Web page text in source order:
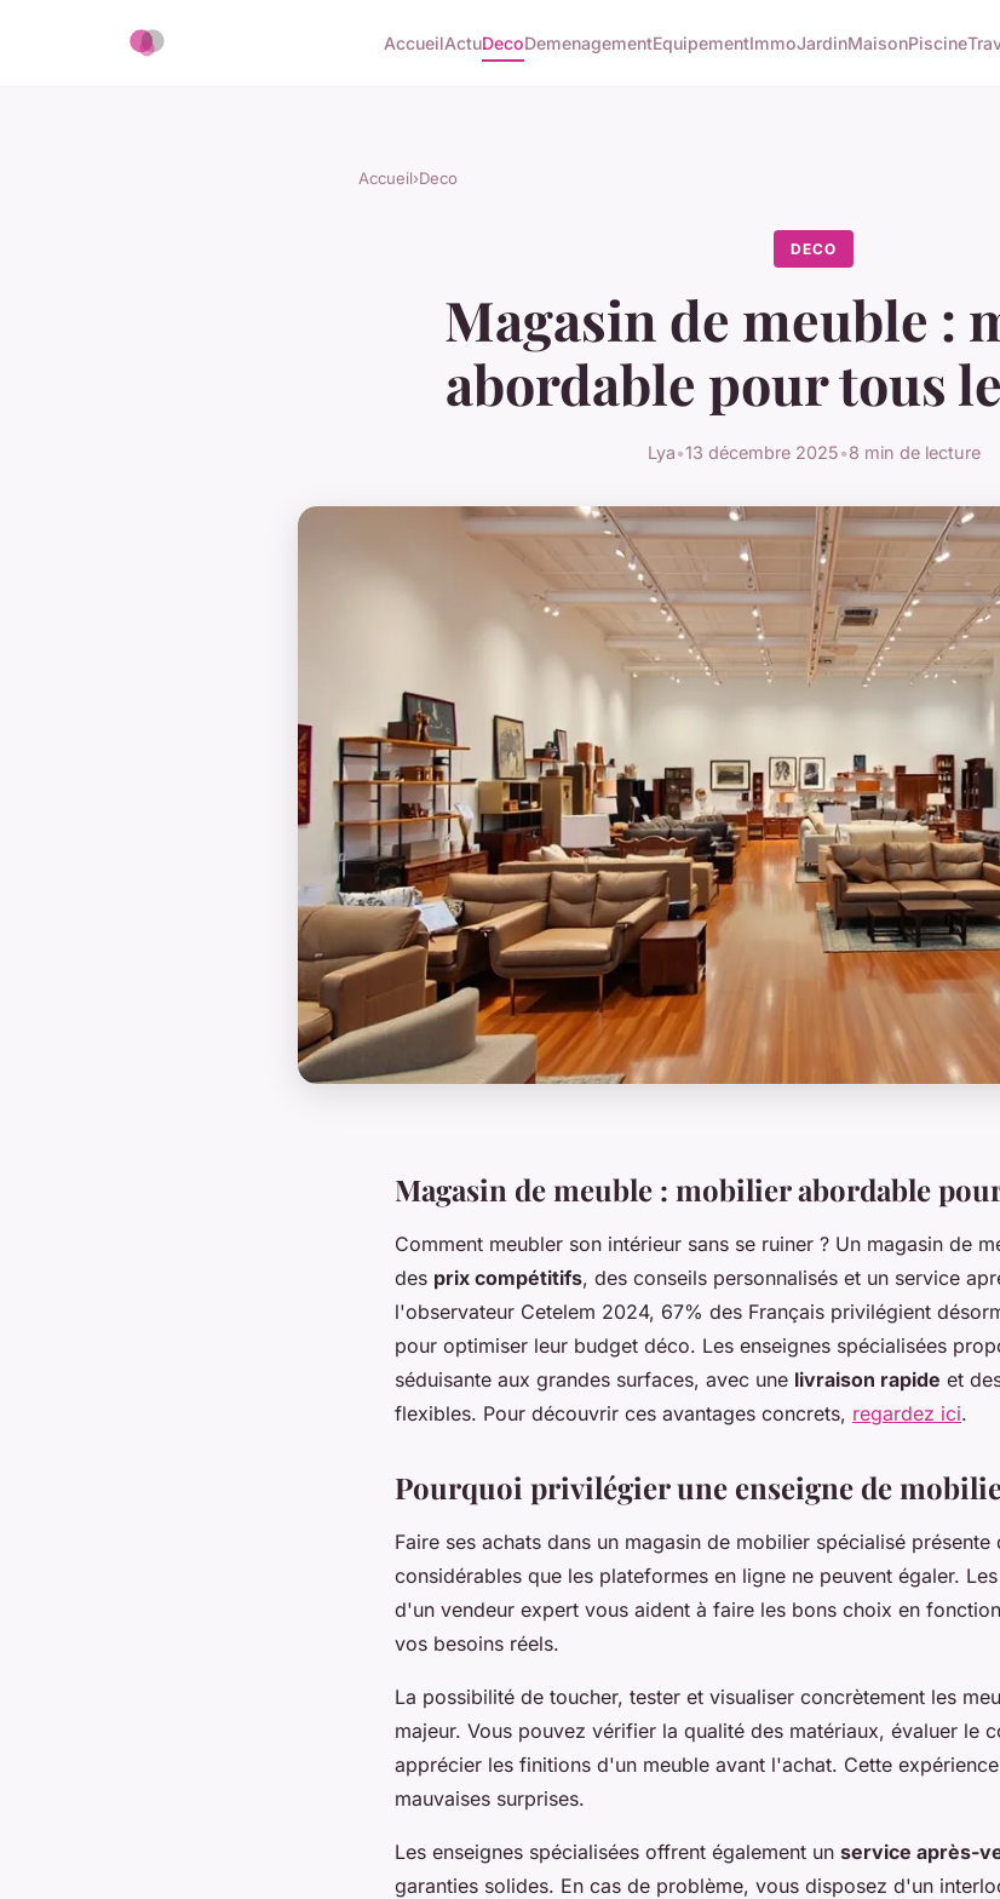
AccueilActuDecoDemenagementEquipementImmoJardinMaisonPiscine
Accueil›Deco
DECO
Magasin de meuble :
abordable pour tous
Lya•13 décembre 2025•8 min de lecture
Magasin de meuble : mobilier abordable
Comment meubler son intérieur sans se ruiner ? Un magasin de
des prix compétitifs, des conseils personnalisés et un service
l'observateur Cetelem 2024, 67% des Français privilégient
pour optimiser leur budget déco. Les enseignes spécialisées
séduisante aux grandes surfaces, avec une livraison rapide et
flexibles. Pour découvrir ces avantages concrets, regardez ici.
Pourquoi privilégier une enseigne de
Faire ses achats dans un magasin de mobilier spécialisé présente
considérables que les plateformes en ligne ne peuvent égaler. Les
d'un vendeur expert vous aident à faire les bons choix en
vos besoins réels.
La possibilité de toucher, tester et visualiser concrètement les
majeur. Vous pouvez vérifier la qualité des matériaux, évaluer le
apprécier les finitions d'un meuble avant l'achat. Cette
mauvaises surprises.
Les enseignes spécialisées offrent également un service après-
garanties solides. En cas de problème, vous disposez d'un